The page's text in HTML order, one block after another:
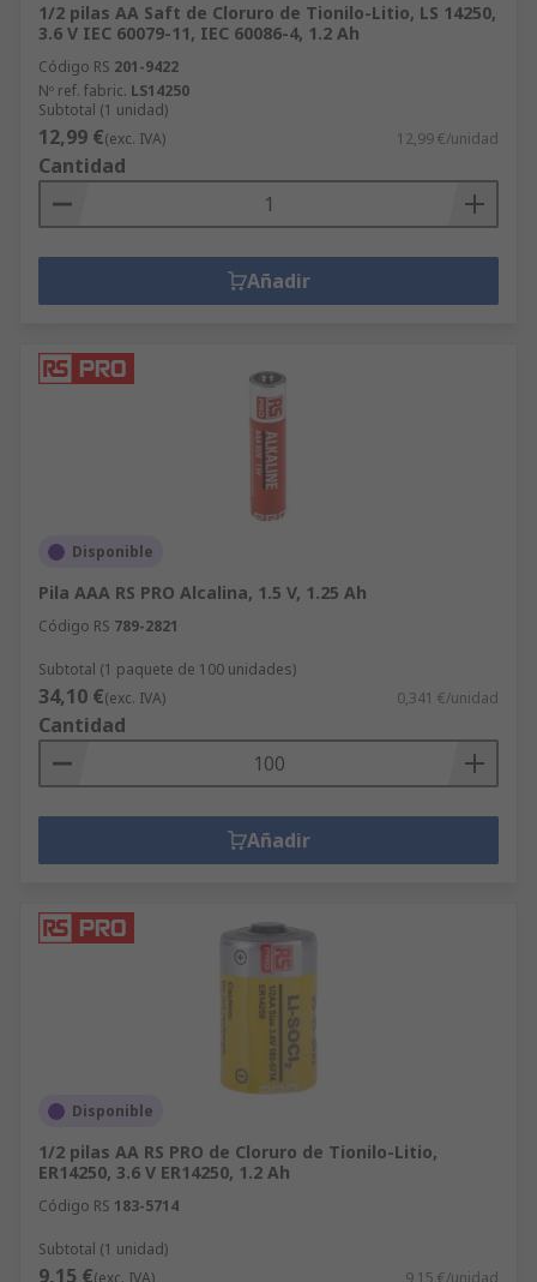
1/2 pilas AA Saft de Cloruro de Tionilo-Litio, LS 14250,
3.6 V IEC 60079-11, IEC 60086-4, 1.2 Ah
Código RS 201-9422
Nº ref. fabric. LS14250
Subtotal (1 unidad)
12,99 €(exc. IVA) 12,99 €/unidad
Cantidad
Añadir
Disponible
Pila AAA RS PRO Alcalina, 1.5 V, 1.25 Ah
Código RS 789-2821
Subtotal (1 paquete de 100 unidades)
34,10 €(exc. IVA) 0,341 €/unidad
Cantidad
Añadir
Disponible
1/2 pilas AA RS PRO de Cloruro de Tionilo-Litio,
ER14250, 3.6 V ER14250, 1.2 Ah
Código RS 183-5714
Subtotal (1 unidad)
9,15 €(exc. IVA) 9,15 €/unidad